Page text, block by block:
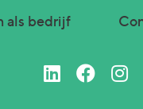
als bedrijf